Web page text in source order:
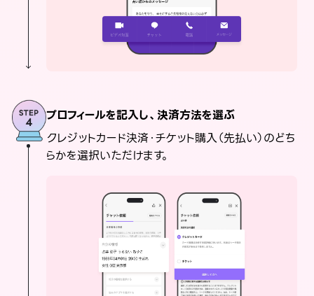
プロフィールを記入し、決済方法を選ぶ
クレジットカード決済・チケット購入（先払い）のどち
らかを選択いただけます。